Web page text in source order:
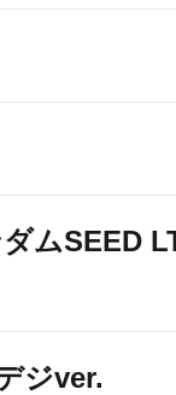
ムSEED
ジver.